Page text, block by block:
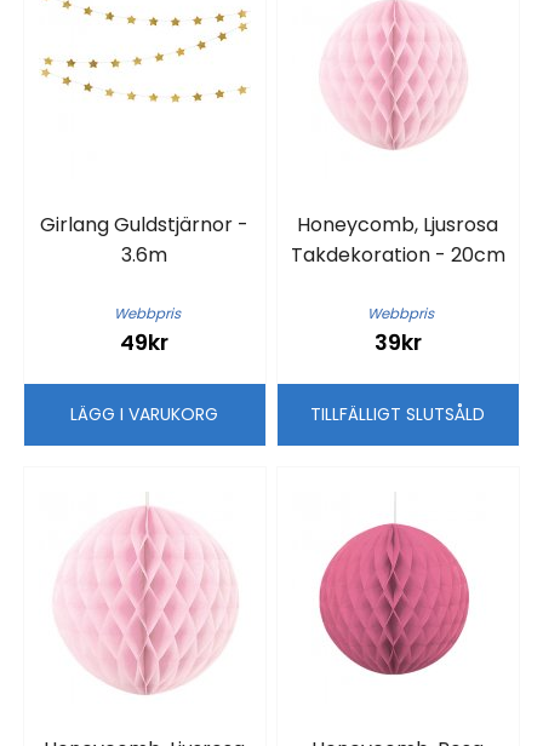
Girlang Guldstjärnor -
3.6m
Webbpris
49kr
LÄGG I VARUKORG
Honeycomb, Ljusrosa
Takdekoration - 20cm
Webbpris
39kr
TILLFÄLLIGT SLUTSÅLD